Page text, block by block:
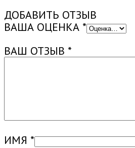
ДОБАВИТЬ ОТЗЫВ
ВАША ОЦЕНКА *
ВАШ ОТЗЫВ *
ИМЯ *